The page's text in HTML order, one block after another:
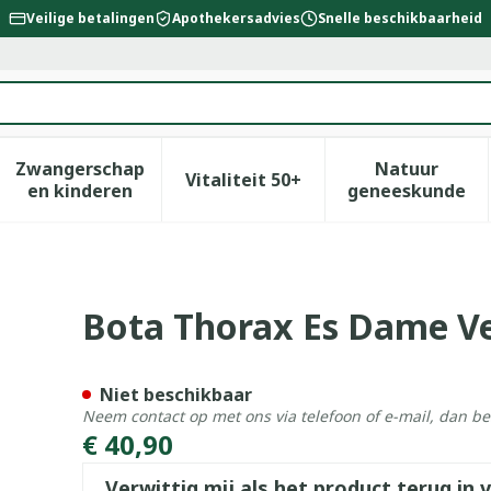
Veilige betalingen Apothekersadvies Snelle beschikbaarheid
verzorging en hygiëne categorie
voor Dieet, voeding en vitamines categorie
Zwangerschap
en kinderenToon submenu voor Zwangerschap en
Vitaliteit 50+Toon submenu voor
Natuur
geneeskunde
Toon
H 16cm S
Bota Thorax Es Dame
€ 40,90
Niet beschikbaar
Neem contact op met ons via telefoon of e-mail, dan